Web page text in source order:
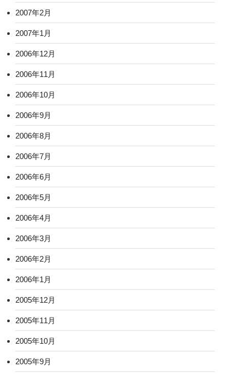
2007年2月
2007年1月
2006年12月
2006年11月
2006年10月
2006年9月
2006年8月
2006年7月
2006年6月
2006年5月
2006年4月
2006年3月
2006年2月
2006年1月
2005年12月
2005年11月
2005年10月
2005年9月